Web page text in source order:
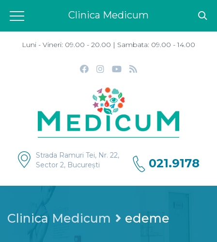
Luni - Vineri: 09.00 - 20.00 | Sambata: 09.00 - 14.00
Strada Ramuri Tei, Nr. 22,
Sector 2, București
021.9178
Clinica Medicum edeme
Clinica Medicum